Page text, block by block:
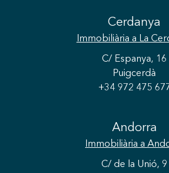
Cerdanya
Immobiliària a La
C/ Espanya, 16
Puigcerdà
+34 972 475
Andorra
Immobiliària a
C/ de la Unió, 9